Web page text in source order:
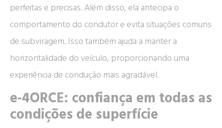
perfeitas e precisas. Além disso, ela antecipa o
comportamento do condutor e evita situações comuns
de subviragem. Isso também ajuda a manter a
horizontalidade do veículo, proporcionando uma
experiência de condução mais agradável.
e-4ORCE: confiança em todas as
condições de superfície